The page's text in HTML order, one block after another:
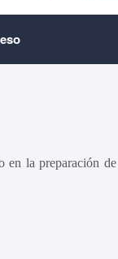
en la preparación de